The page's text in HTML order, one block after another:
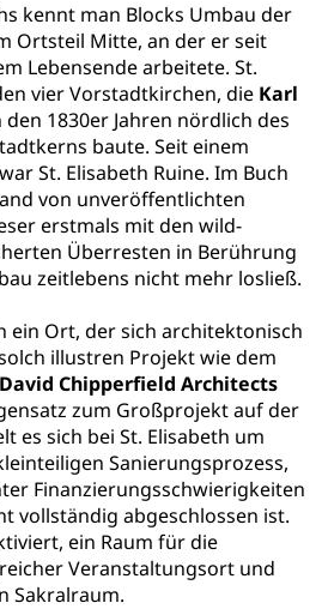
kennt man Blocks Umbau der
Ortsteil Mitte, an der er seit
Lebensende arbeitete. St.
vier Vorstadtkirchen, die Karl
den 1830er Jahren nördlich des
baute. Seit einem
St. Elisabeth Ruine. Im Buch
von unveröffentlichten
erstmals mit den wild-
Überresten in Berührung
zeitlebens nicht mehr losließ.
ein Ort, der sich architektonisch
illustren Projekt wie dem
David Chipperfield Architects
zum Großprojekt auf der
es sich bei St. Elisabeth um
Sanierungsprozess,
Finanzierungsschwierigkeiten
vollständig abgeschlossen ist.
ein Raum für die
Veranstaltungsort und
Sakralraum.